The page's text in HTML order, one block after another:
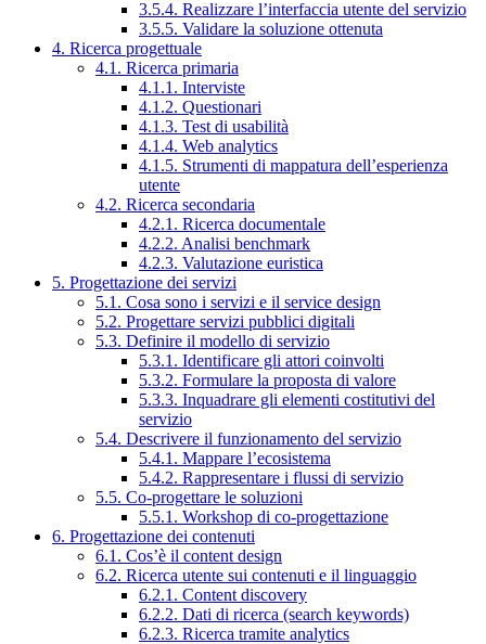
3.5.4. Realizzare l’interfaccia utente del servizio
3.5.5. Validare la soluzione ottenuta
4. Ricerca progettuale
4.1. Ricerca primaria
4.1.1. Interviste
4.1.2. Questionari
4.1.3. Test di usabilità
4.1.4. Web analytics
4.1.5. Strumenti di mappatura dell’esperienza
utente
4.2. Ricerca secondaria
4.2.1. Ricerca documentale
4.2.2. Analisi benchmark
4.2.3. Valutazione euristica
5. Progettazione dei servizi
5.1. Cosa sono i servizi e il service design
5.2. Progettare servizi pubblici digitali
5.3. Definire il modello di servizio
5.3.1. Identificare gli attori coinvolti
5.3.2. Formulare la proposta di valore
5.3.3. Inquadrare gli elementi costitutivi del
servizio
5.4. Descrivere il funzionamento del servizio
5.4.1. Mappare l’ecosistema
5.4.2. Rappresentare i flussi di servizio
5.5. Co-progettare le soluzioni
5.5.1. Workshop di co-progettazione
6. Progettazione dei contenuti
6.1. Cos’è il content design
6.2. Ricerca utente sui contenuti e il linguaggio
6.2.1. Content discovery
6.2.2. Dati di ricerca (search keywords)
6.2.3. Ricerca tramite analytics